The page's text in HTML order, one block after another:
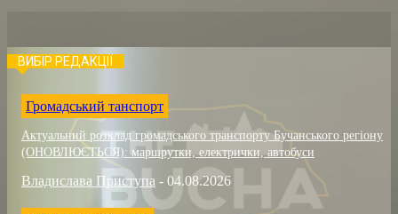
ВИБІР РЕДАКЦІЇ
Громадський танспорт
Актуальний розклад громадського транспорту Бучанського регіону
(ОНОВЛЮЄТЬСЯ): маршрутки, електрички, автобуси
Владислава Приступа - 04.08.2026